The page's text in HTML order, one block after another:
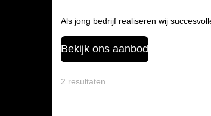
Als jong bedrijf realiseren wij
Bekijk ons aanbod
2 resultaten